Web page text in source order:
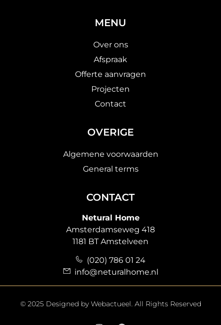
MENU
Over ons
Afspraak
Offerte aanvragen
Projecten
Contact
OVERIGE
Algemene voorwaarden
General terms
CONTACT
Netural Home
Amsterdamseweg 418
1181 BT Amstelveen
(020) 786 01 24
info@neturalhome.nl
© 2025 Designed by Webactueel. All Rights Reserved